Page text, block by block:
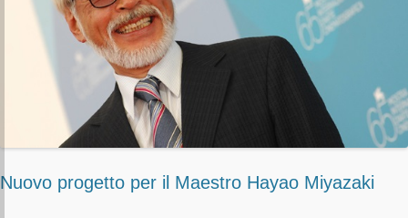
Nuovo progetto per il Maestro Hayao Miyazaki